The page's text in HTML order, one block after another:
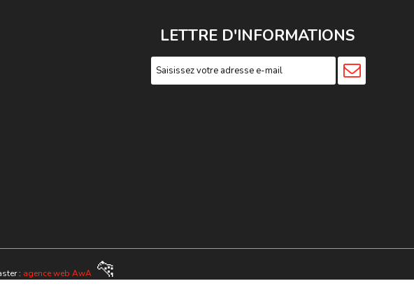
LETTRE D'INFORMATIONS
: agence web AwA 🐆